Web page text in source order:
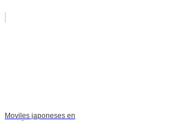
Moviles japoneses en